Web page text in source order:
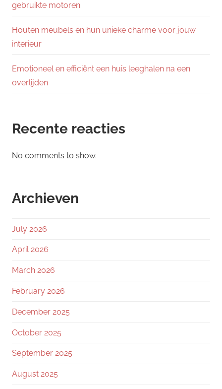
gebruikte motoren
Houten meubels en hun unieke charme voor jouw
interieur
Emotioneel en efficiënt een huis leeghalen na een
overlijden
Recente reacties
No comments to show.
Archieven
July 2026
April 2026
March 2026
February 2026
December 2025
October 2025
September 2025
August 2025